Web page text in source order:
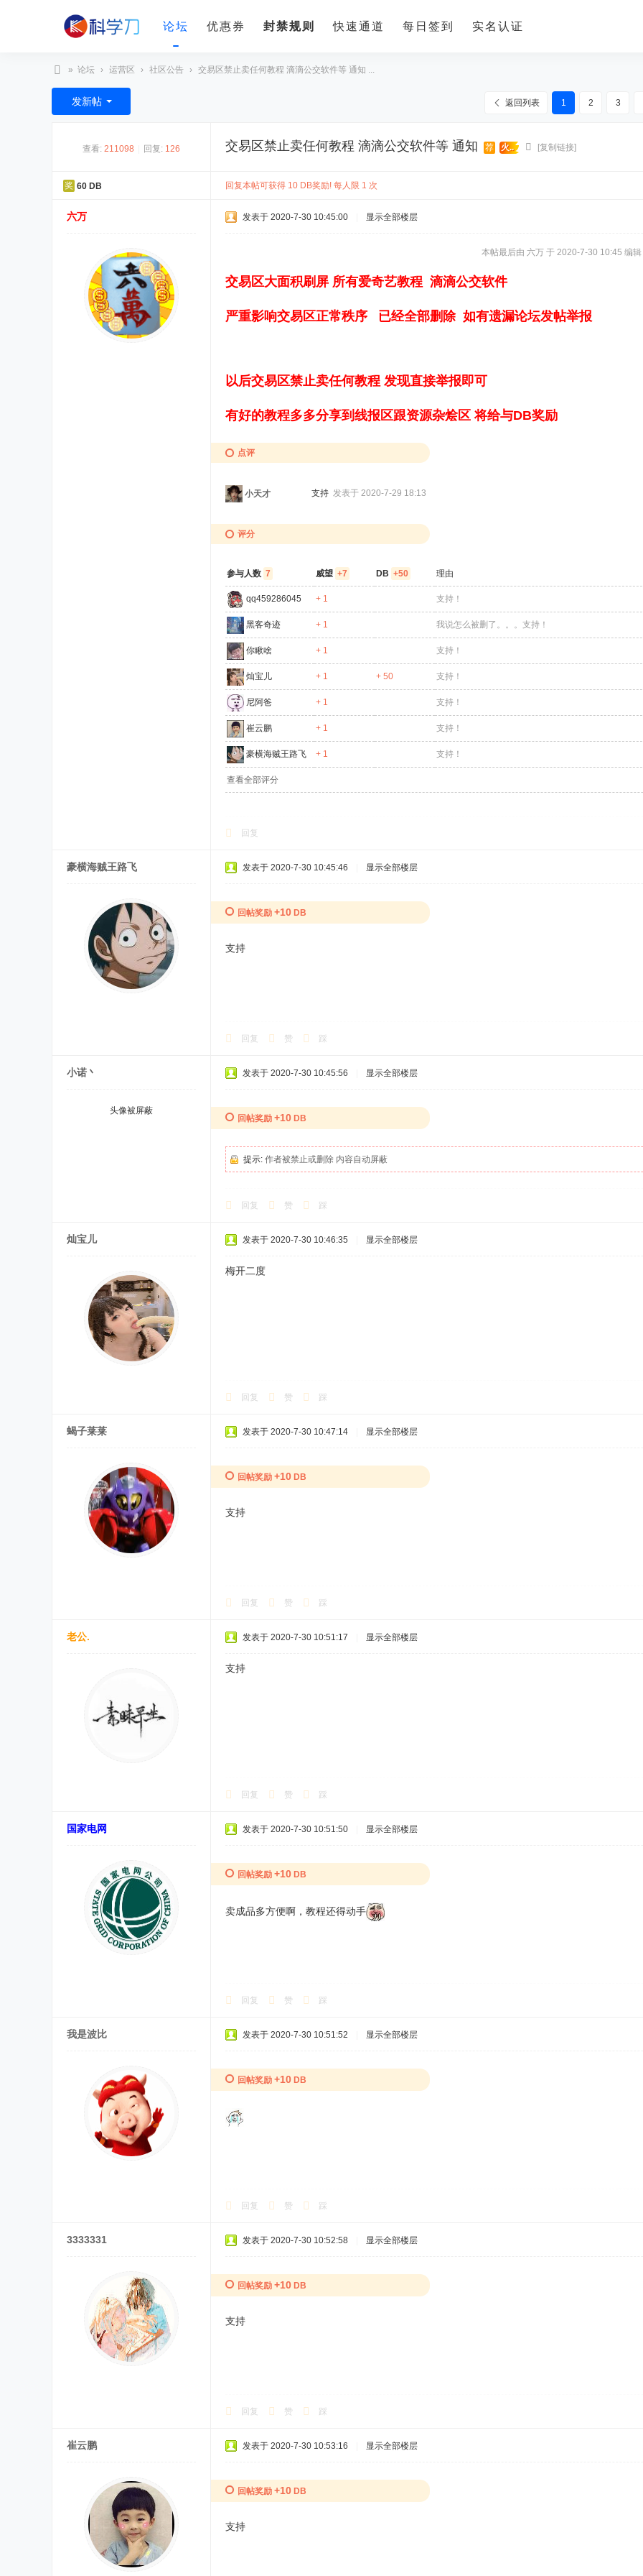
论坛 优惠券 封禁规则 快速通道 每日签到 实名认证
科
学
» 论坛 › 运营区 › 社区公告 › 交易区禁止卖任何教程 滴滴公交软件等 通知 ...
1 2 3
返回列表
发新帖
查看: 211098 回复: 126 交易区禁止卖任何教程 滴滴公交软件等 通知 荐 火.. [复制链接]
奖 60 DB 回复本帖可获得 10 DB奖励! 每人限 1 次
六万 发表于 2020-7-30 10:45:00 显示全部楼层
本帖最后由 六万 于 2020-7-30 10:45 编辑
交易区大面积刷屏 所有爱奇艺教程 滴滴公交软件
严重影响交易区正常秩序 已经全部删除 如有遗漏论坛发帖举报
以后交易区禁止卖任何教程 发现直接举报即可
有好的教程多多分享到线报区跟资源杂烩区 将给与DB奖励
点评
小天才 支持 发表于 2020-7-29 18:13
评分
参与人数 7 威望 +7 DB +50 理由
qq459286045 + 1 支持！
黑客奇迹 + 1 我说怎么被删了。。。支持！
你瞅啥 + 1 支持！
灿宝儿 + 1 + 50 支持！
尼阿爸 + 1 支持！
崔云鹏 + 1 支持！
豪横海贼王路飞 + 1 支持！
查看全部评分
回复
豪横海贼王路飞 发表于 2020-7-30 10:45:46 显示全部楼层
回帖奖励 +10 DB
支持
回复 赞 踩
小诺丶
头像被屏蔽
发表于 2020-7-30 10:45:56 显示全部楼层
回帖奖励 +10 DB
提示: 作者被禁止或删除 内容自动屏蔽
回复 赞 踩
灿宝儿 发表于 2020-7-30 10:46:35 显示全部楼层
梅开二度
回复 赞 踩
蝎子莱莱 发表于 2020-7-30 10:47:14 显示全部楼层
回帖奖励 +10 DB
支持
回复 赞 踩
老公. 发表于 2020-7-30 10:51:17 显示全部楼层
支持
回复 赞 踩
国家电网 发表于 2020-7-30 10:51:50 显示全部楼层
回帖奖励 +10 DB
卖成品多方便啊，教程还得动手
回复 赞 踩
我是波比 发表于 2020-7-30 10:51:52 显示全部楼层
回帖奖励 +10 DB
回复 赞 踩
3333331 发表于 2020-7-30 10:52:58 显示全部楼层
回帖奖励 +10 DB
支持
回复 赞 踩
崔云鹏 发表于 2020-7-30 10:53:16 显示全部楼层
回帖奖励 +10 DB
支持